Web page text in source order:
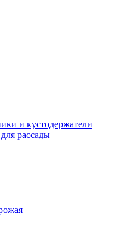
и кустодержатели
рассады